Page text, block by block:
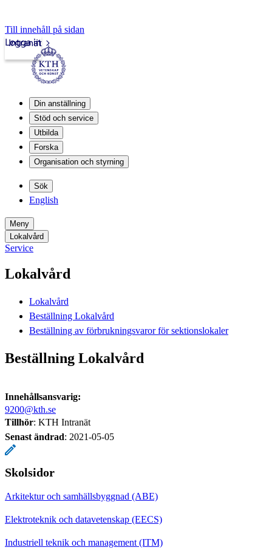
Till innehåll på sidan
Intranät
Logga in
Din anställning
Stöd och service
Utbilda
Forska
Organisation och styrning
Sök
English
Meny
Lokalvård
Service
Lokalvård
Lokalvård
Beställning Lokalvård
Beställning av förbrukningsvaror för sektionslokaler
Beställning Lokalvård
Innehållsansvarig:
9200@kth.se
Tillhör: KTH Intranät
Senast ändrad: 2021-05-05
Skolsidor
Arkitektur och samhällsbyggnad (ABE)
Elektroteknik och datavetenskap (EECS)
Industriell teknik och management (ITM)